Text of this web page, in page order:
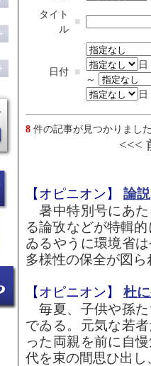
タイト
ル
■
日付 ■
日
～
日
8 件の記事が見つかりまし
<<<
【オピニオン】 論説
暑中特別号にあた
る論攷などが特輯
ゐるやうに環境省
多様性の保全が図
【オピニオン】 杜
毎夏、子供や孫た
でゐる。元気な若
った両親を前に自
代を束の間思ひ出